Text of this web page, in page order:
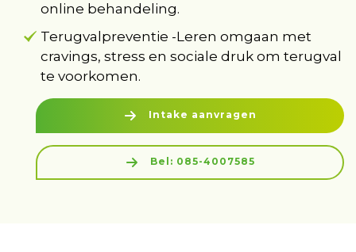
online behandeling.
Terugvalpreventie -Leren omgaan met
cravings, stress en sociale druk om terugval
te voorkomen.
Intake aanvragen
Bel: 085-4007585